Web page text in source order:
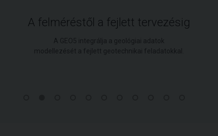
A felméréstől a fejlett tervezésig
A GEO5 integrálja a geológiai adatok
modellezését a fejlett geotechnikai feladatokkal.